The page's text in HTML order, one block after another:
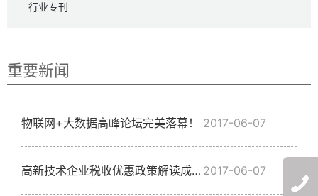
行业专刊
重要新闻
物联网+大数据高峰论坛完美落幕！ 2017-06-07
高新技术企业税收优惠政策解读成功举办 2017-06-07